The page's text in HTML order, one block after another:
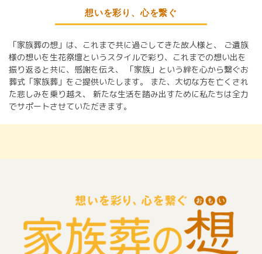
想いを彩り、心を繋ぐ
「家族葬の想」は、これまで共に過ごしてきた故人様と、
ご遺族
様の想いを生花祭壇というスタイルで彩り、これまでの想い出を
振り返ると共に、感謝を伝え、
「家族」という絆を心から繋ぐお
葬式「家族葬」をご提供いたします。
また、大切な方を亡くされ
た悲しみを乗り越え、
新たな生活を踏み出すために私たちは全力
でサポートさせていただきます。